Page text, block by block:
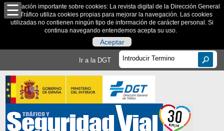
Información importante sobre cookies: La revista digital de la Dirección General
de Tráfico utiliza cookies propias para mejorar la navegación. Las cookies
utilizadas no contienen ningún tipo de información de carácter personal. Si
continua navegando entendemos acepta su uso.
Aceptar
Ir a la DGT